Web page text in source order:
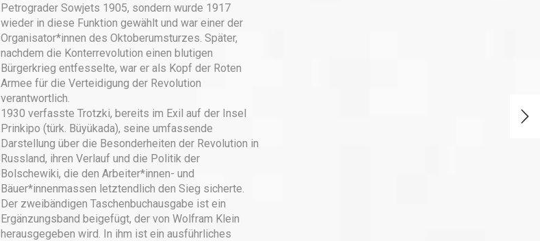
Petrograder Sowjets 1905, sondern wurde 1917
wieder in diese Funktion gewählt und war einer der
Organisator*innen des Oktoberumsturzes. Später,
nachdem die Konterrevolution einen blutigen
Bürgerkrieg entfesselte, war er als Kopf der Roten
Armee für die Verteidigung der Revolution
verantwortlich.
1930 verfasste Trotzki, bereits im Exil auf der Insel
Prinkipo (türk. Büyükada), seine umfassende
Darstellung über die Besonderheiten der Revolution in
Russland, ihren Verlauf und die Politik der
Bolschewiki, die den Arbeiter*innen- und
Bäuer*innenmassen letztendlich den Sieg sicherte.
Der zweibändigen Taschenbuchausgabe ist ein
Ergänzungsband beigefügt, der von Wolfram Klein
herausgegeben wird. In ihm ist ein ausführliches